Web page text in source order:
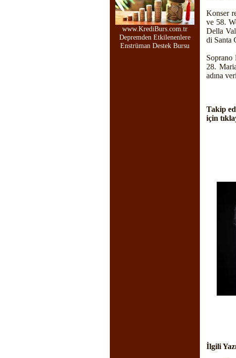
www.KrediBurs.com.tr
Depremden Etkilenenlere
Enstrüman Destek Bursu
Konser
ve 58.
Della
di Santa
Soprano
28.
adına
Takip
için
İlgili